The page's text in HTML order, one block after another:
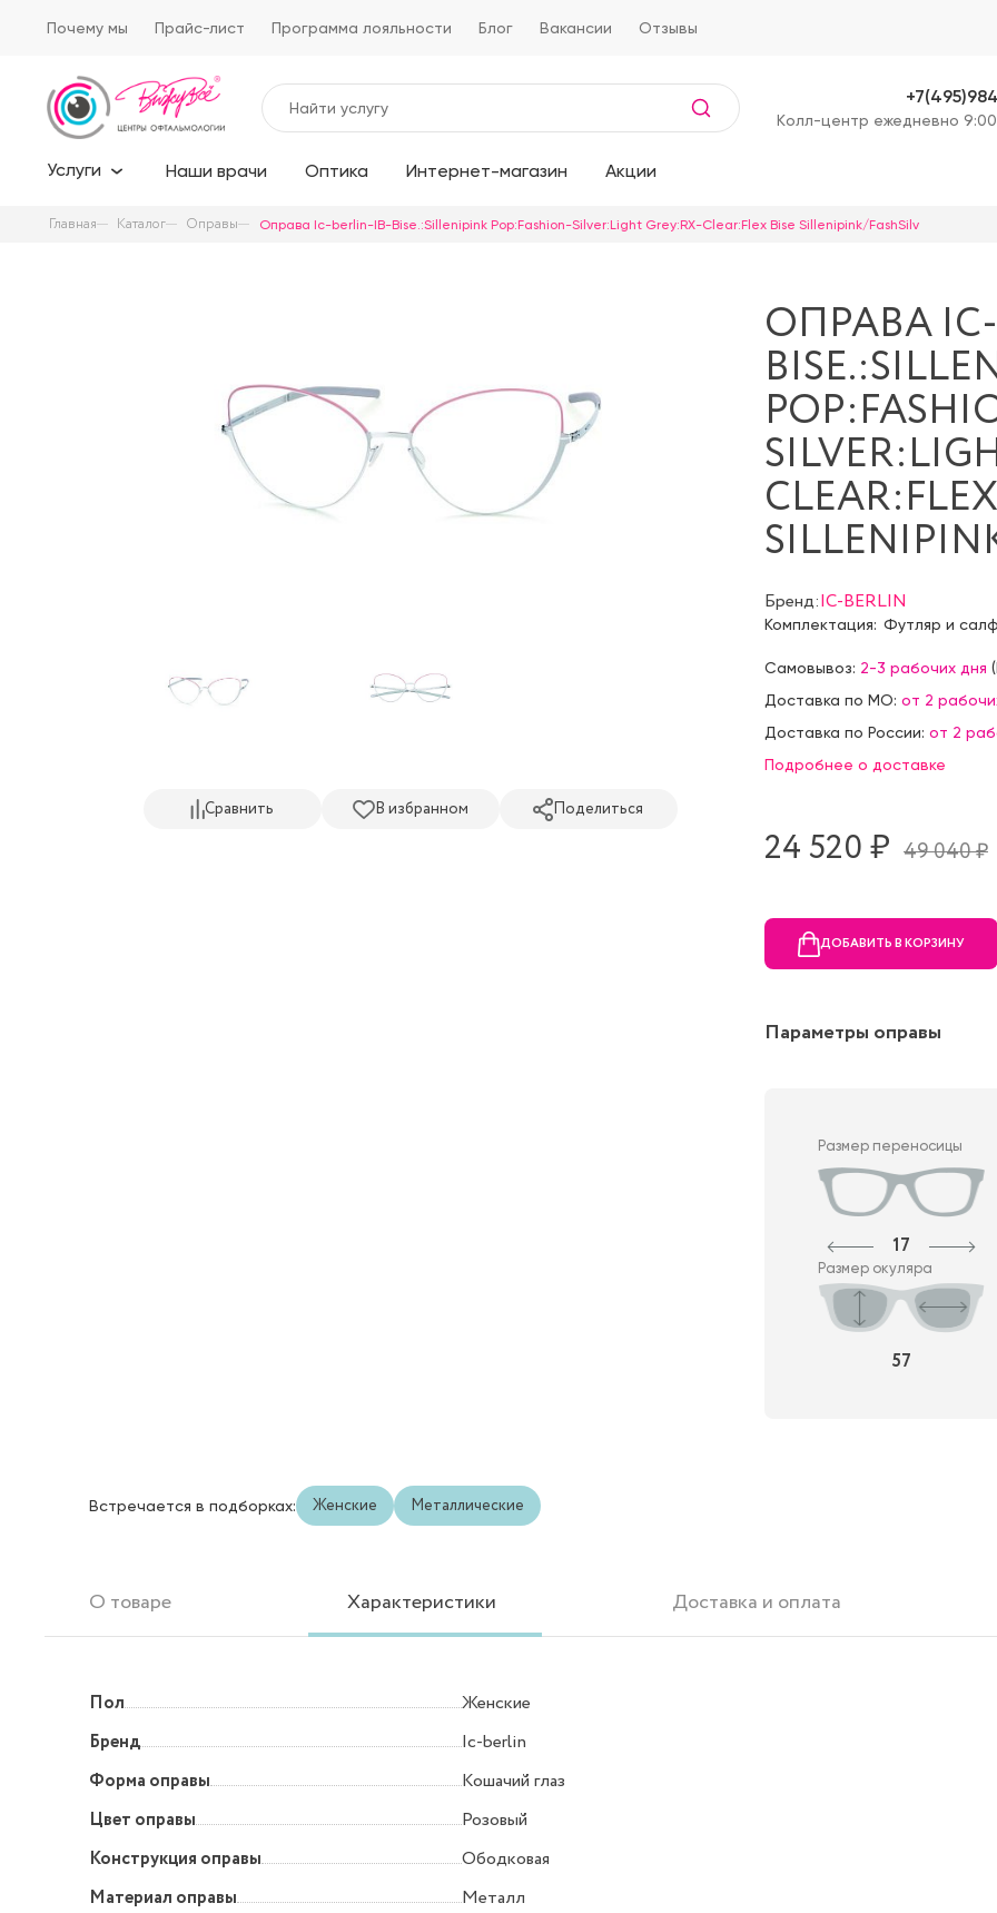
Почему мы Прайс-лист Программа лояльности Блог Вакансии Отзывы
Kолл-центр ежедневно
Услуги Наши врачи Оптика Интернет-магазин Акции
Главная Каталог Оправы Оправа Ic-berlin-IB-Bise.:Sillenipink Pop:Fashion-Silver:Light Grey:RX-Clear:Flex Bise Sillenipink/FashSilv
Сравнить В избранном Поделиться
ОПРАВА
Бренд:IC-BERLIN
Комплектация: Футляр и
Самовывоз: 2-3 рабочих дня (
Доставка по МО: от 2
Доставка по России: от 2
Подробнее о доставке
24 520 ₷ 49 040 ₷
ДОБАВИТЬ В КОРЗИНУ
Параметры оправы
Размер переносицы
17
Размер окуляра
57
Встречается в подборках: Женские Металлические
О товаре Характеристики Доставка и оплата
Пол
Женские
Бренд
Ic-berlin
Форма оправы
Кошачий глаз
Цвет оправы
Розовый
Конструкция оправы
Ободковая
Материал оправы
Металл